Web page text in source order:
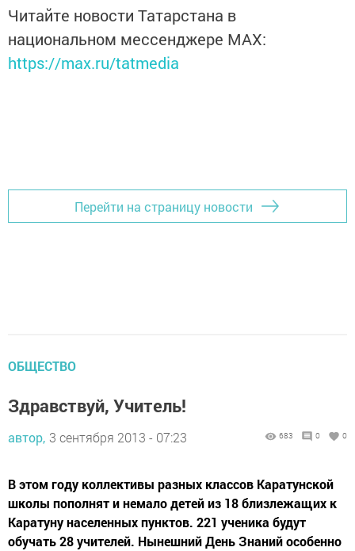
Читайте новости Татарстана в
национальном мессенджере MАХ:
https://max.ru/tatmedia
Перейти на страницу новости
ОБЩЕСТВО
Здравствуй, Учитель!
автор, 3 сентября 2013 - 07:23 683 0 0
В этом году коллективы разных классов Каратунской
школы пополнят и немало детей из 18 близлежащих к
Каратуну населенных пунктов. 221 ученика будут
обучать 28 учителей. Нынешний День Знаний особенно